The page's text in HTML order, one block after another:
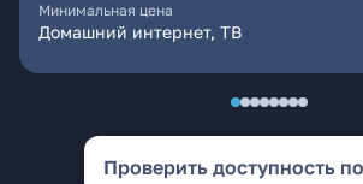
Минимальная цена
Домашний интернет, ТВ
Проверить доступность